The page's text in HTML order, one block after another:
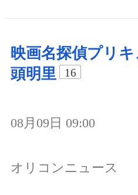
映画名探偵プリ
頭明里
16
08月09日 09:00
オリコンニュース